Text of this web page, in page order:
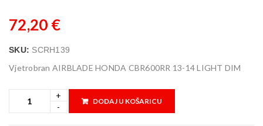
72,20 €
SKU: SCRH139
Vjetrobran AIRBLADE HONDA CBR600RR 13-14 LIGHT DIM
DODAJ U KOŠARICU